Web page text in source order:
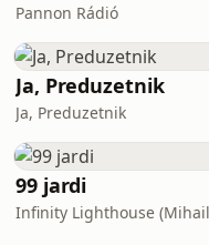
Pannon Rádió
Ja, Preduzetnik
Ja, Preduzetnik
99 jardi